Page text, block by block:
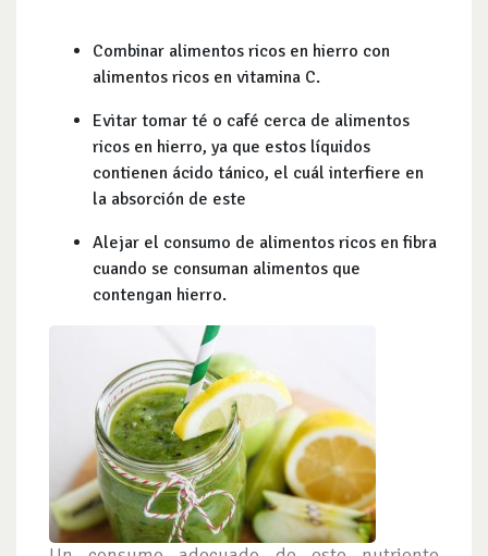
Combinar alimentos ricos en hierro con
alimentos ricos en vitamina C.
Evitar tomar té o café cerca de alimentos
ricos en hierro, ya que estos líquidos
contienen ácido tánico, el cuál interfiere en
la absorción de este
Alejar el consumo de alimentos ricos en fibra
cuando se consuman alimentos que
contengan hierro.